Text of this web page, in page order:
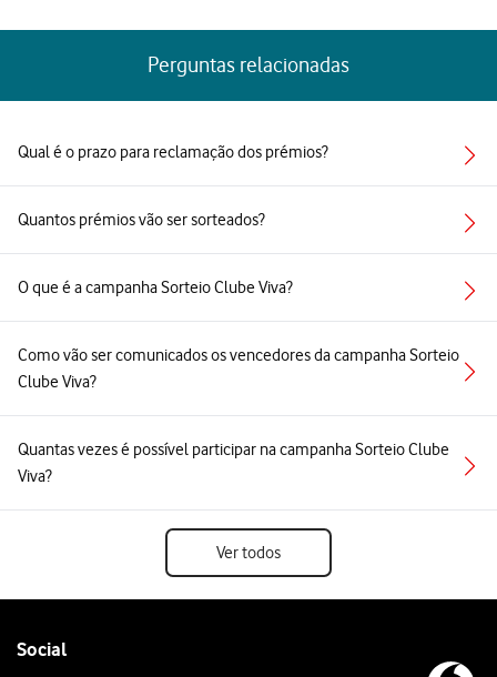
Perguntas relacionadas
Qual é o prazo para reclamação dos prémios?
Quantos prémios vão ser sorteados?
O que é a campanha Sorteio Clube Viva?
Como vão ser comunicados os vencedores da campanha Sorteio
Clube Viva?
Quantas vezes é possível participar na campanha Sorteio Clube
Viva?
Ver todos
Follow
Social